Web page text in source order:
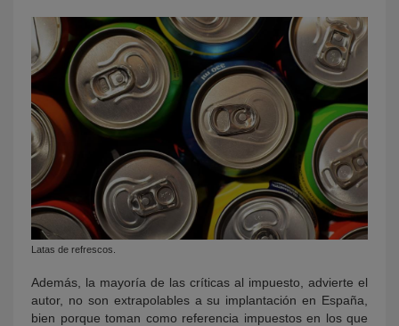
Latas de refrescos.
Además, la mayoría de las críticas al impuesto, advierte el
autor, no son extrapolables a su implantación en España,
bien porque toman como referencia impuestos en los que